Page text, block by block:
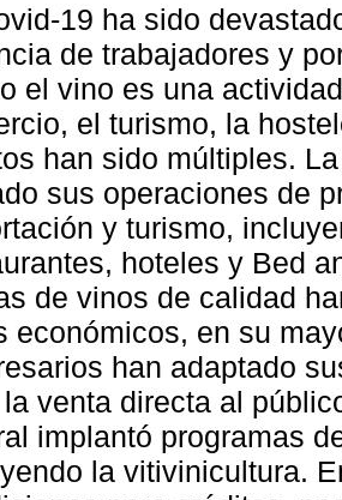
19 ha sido
de trabajadores y
el vino es una
el turismo, la
han sido múltiples.
sus operaciones de
y turismo,
hoteles y Bed
de vinos de calidad
económicos, en su
han adaptado
venta directa al
implantó programas
la vitivinicultura.